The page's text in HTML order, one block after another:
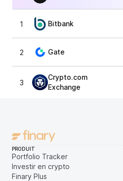
1 Bitbank
2 Gate
3
Crypto.com
Exchange
PRODUIT
Portfolio Tracker
Investir en crypto
Finary Plus